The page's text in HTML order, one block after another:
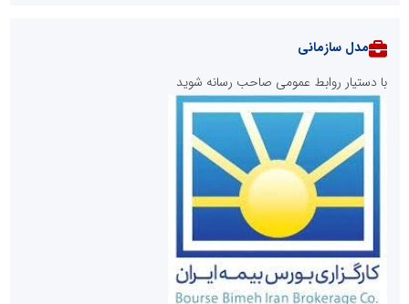
روابط عمومی خبرگزاری گزارش خبر
مدل سازمانی
با دستیار روابط عمومی صاحب رسانه شوید